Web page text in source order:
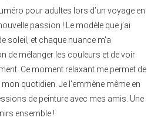
pour adultes lors d’un voyage en
passion ! Le modèle que j’ai
soleil, et chaque nuance m’a
de mélanger les couleurs et de voir
Ce moment relaxant me permet de
quotidien. Je l’emmène même en
de peinture avec mes amis. Une
ensemble !